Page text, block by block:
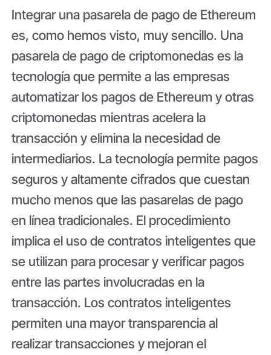
Integrar una pasarela de pago de Ethereum
es, como hemos visto, muy sencillo. Una
pasarela de pago de criptomonedas es la
tecnología que permite a las empresas
automatizar los pagos de Ethereum y otras
criptomonedas mientras acelera la
transacción y elimina la necesidad de
intermediarios. La tecnología permite pagos
seguros y altamente cifrados que cuestan
mucho menos que las pasarelas de pago
en línea tradicionales. El procedimiento
implica el uso de contratos inteligentes que
se utilizan para procesar y verificar pagos
entre las partes involucradas en la
transacción. Los contratos inteligentes
permiten una mayor transparencia al
realizar transacciones y mejoran el